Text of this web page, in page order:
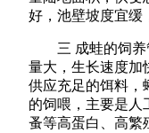
好，池壁坡度宜缓
三 成蛙的饲养
量大，生长速度加
供应充足的饵料，
的饲喂，主要是人
蚤等高蛋白、高繁